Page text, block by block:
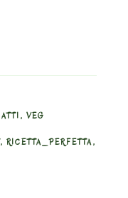
, VEG
, RICETTA_PERFETTA,